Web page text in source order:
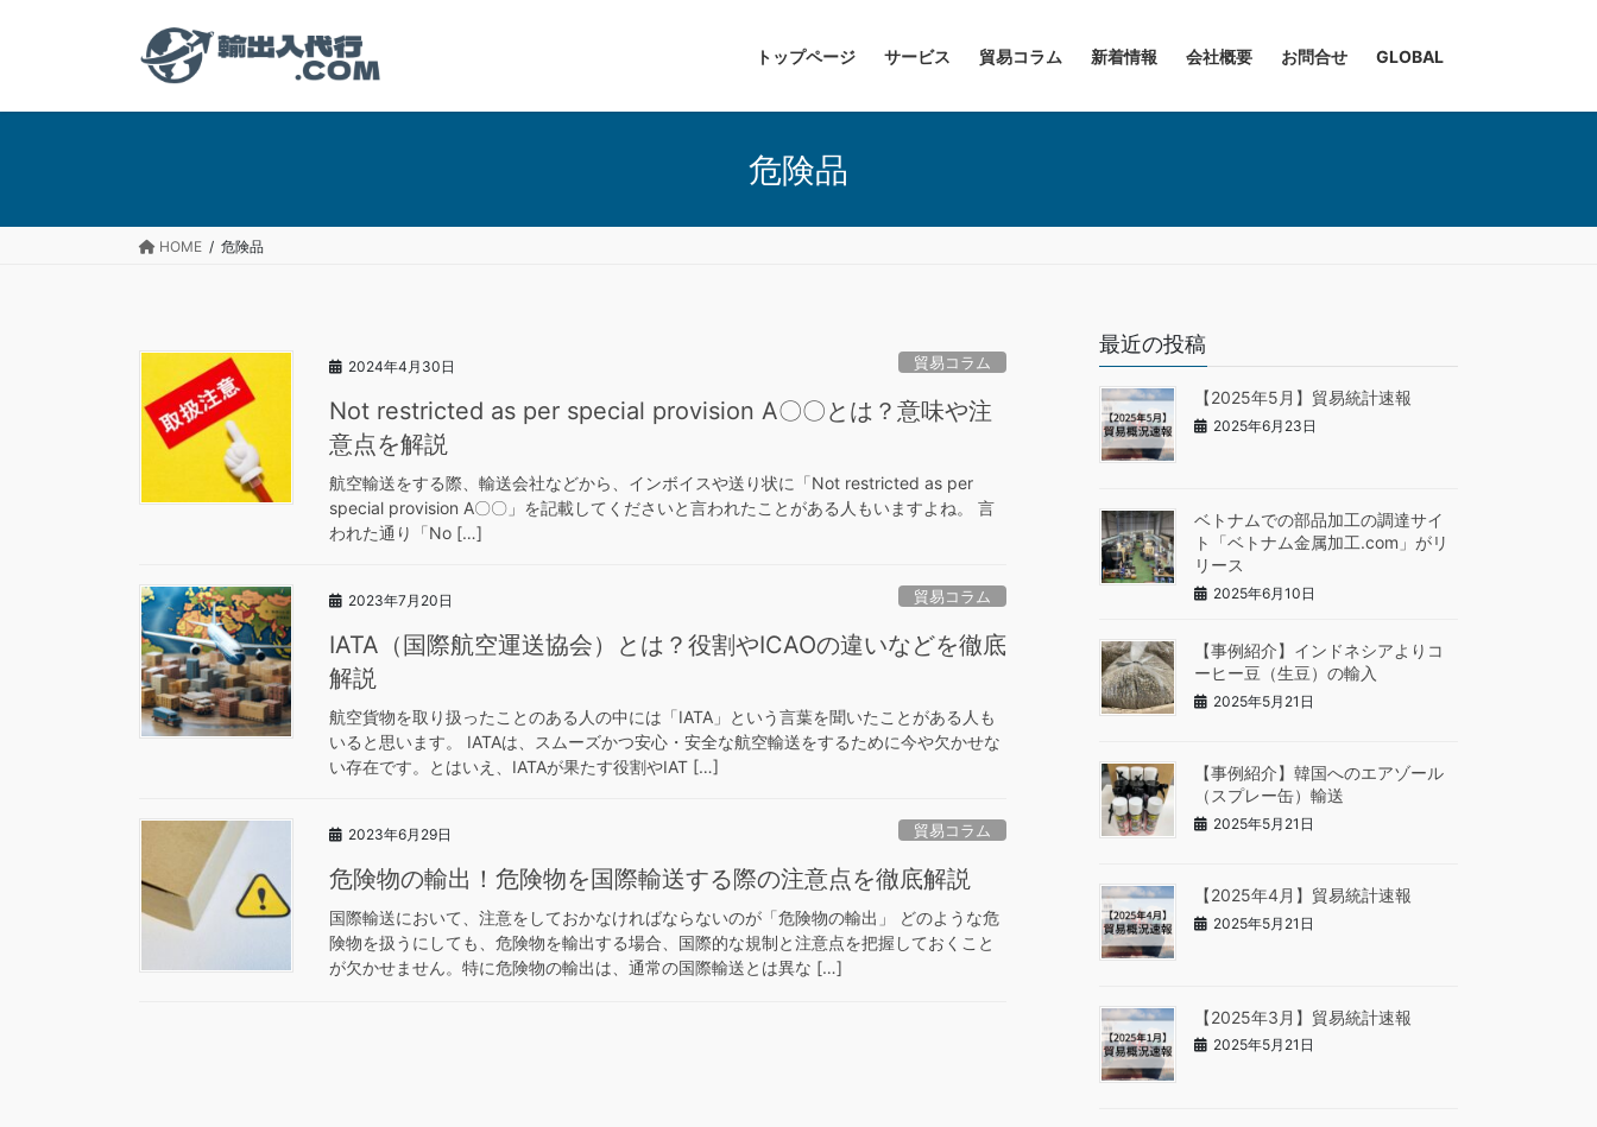
トップページ サービス 貿易コラム 新着情報 会社概要 お問合せ GLOBAL
危険品
HOME 危険品
2024年4月30日 貿易コラム
Not restricted as per special provision A〇〇とは？意味や注
意点を解説
航空輸送をする際、輸送会社などから、インボイスや送り状に「Not restricted as per
special provision A〇〇」を記載してくださいと言われたことがある人もいますよね。 言
われた通り「No […]
2023年7月20日 貿易コラム
IATA（国際航空運送協会）とは？役割やICAOの違いなどを徹底
解説
航空貨物を取り扱ったことのある人の中には「IATA」という言葉を聞いたことがある人も
いると思います。 IATAは、スムーズかつ安心・安全な航空輸送をするために今や欠かせな
い存在です。とはいえ、IATAが果たす役割やIAT […]
2023年6月29日 貿易コラム
危険物の輸出！危険物を国際輸送する際の注意点を徹底解説
国際輸送において、注意をしておかなければならないのが「危険物の輸出」 どのような危
険物を扱うにしても、危険物を輸出する場合、国際的な規制と注意点を把握しておくこと
が欠かせません。特に危険物の輸出は、通常の国際輸送とは異な […]
最近の投稿
【2025年5月】貿易統計速報
2025年6月23日
ベトナムでの部品加工の調達サイ
ト「ベトナム金属加工.com」がリ
リース
2025年6月10日
【事例紹介】インドネシアよりコ
ーヒー豆（生豆）の輸入
2025年5月21日
【事例紹介】韓国へのエアゾール
（スプレー缶）輸送
2025年5月21日
【2025年4月】貿易統計速報
2025年5月21日
【2025年3月】貿易統計速報
2025年5月21日